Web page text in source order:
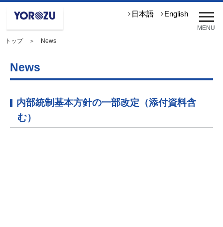
メ
ニ
ュ
MENU
日本語 English
トップ＞ News
News
内部統制基本方針の一部改定（添付資料含
む）